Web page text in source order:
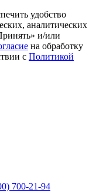
удобство
аналитических
и/или
на обработку
с Политикой
700-21-94